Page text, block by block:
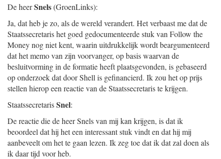
De heerSnels(GroenLinks):
Ja, dat heb je zo, als de wereld verandert. Het verbaast me dat de
Staatssecretaris het goed gedocumenteerde stuk van Follow the
Money nog niet kent, waarin uitdrukkelijk wordt beargumenteerd
dat het memo van zijn voorvanger, op basis waarvan de
besluitvorming in de formatie heeft plaatsgevonden, is gebaseerd
op onderzoek dat door Shell is gefinancierd. Ik zou het op prijs
stellen hierop een reactie van de Staatssecretaris te krijgen.
StaatssecretarisSnel:
De reactie die de heer Snels van mij kan krijgen, is dat ik
beoordeel dat hij het een interessant stuk vindt en dat hij mij
aanbeveelt om het te gaan lezen. Ik zeg toe dat ik dat zal doen als
ik daar tijd voor heb.